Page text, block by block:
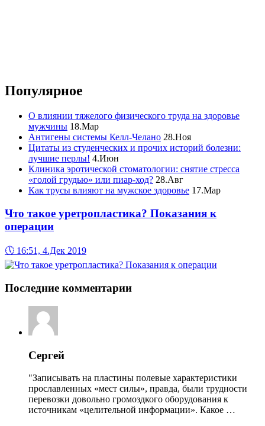
Популярное
О влиянии тяжелого физического труда на здоровье
мужчины 18.Мар
Антигены системы Келл-Челано 28.Ноя
Цитаты из студенческих и прочих историй болезни:
лучшие перлы! 4.Июн
Клиника эротической стоматологии: снятие стресса
«голой грудью» или пиар-ход? 28.Авг
Как трусы влияют на мужское здоровье 17.Мар
Что такое уретропластика? Показания к
операции
🕔 16:51, 4.Дек 2019
Последние комментарии
Сергей
"Записывать на пластины полевые характеристики
прославленных «мест силы», правда, были трудности
перевозки довольно громоздкого оборудования к
источникам «целительной информации». Какое …